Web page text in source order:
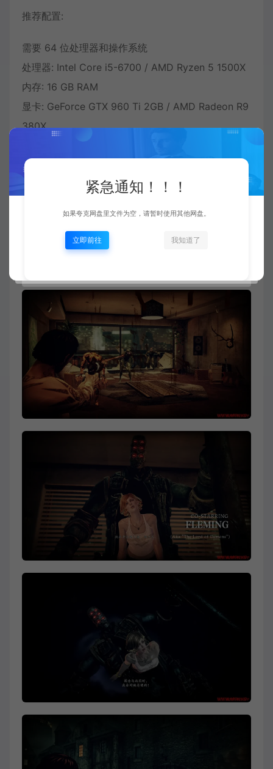
推荐配置:
需要 64 位处理器和操作系统
处理器: Intel Core i5-6700 / AMD Ryzen 5 1500X
内存: 16 GB RAM
显卡: GeForce GTX 960 Ti 2GB / AMD Radeon R9
380X
紧急通知！！！
如果夸克网盘里文件为空，请暂时使用其他网盘。
立即前往 我知道了